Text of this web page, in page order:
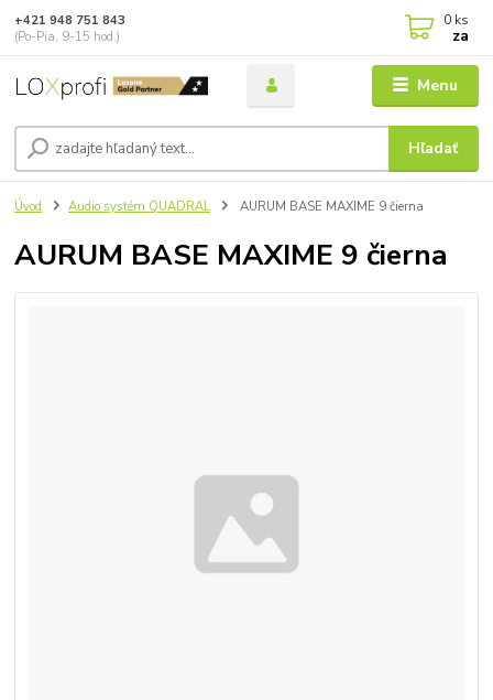
Menu
Hľadať
+421 948 751 843
(Po-Pia, 9-15 hod.)
0 ks
za
Úvod Audio systém QUADRAL AURUM BASE MAXIME 9 čierna
AURUM BASE MAXIME 9 čierna